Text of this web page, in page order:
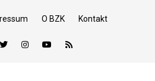
O BZK Kontakt